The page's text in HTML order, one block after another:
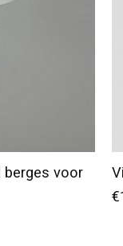
berges voor